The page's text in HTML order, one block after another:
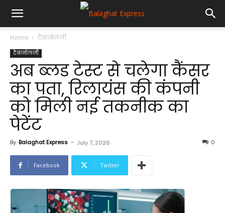
Home टैकनोलजी
टैकनोलजी
अब ब्लड टेस्ट से चलेगा कैंसर
का पता, रिलायंस की कंपनी
को मिली नई तकनीक का
पेटेंट
By Balaghat Express - July 7, 2026 0
Facebook Twitter